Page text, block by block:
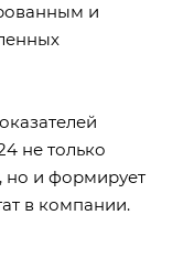
и
не только
но и формирует
в компании.